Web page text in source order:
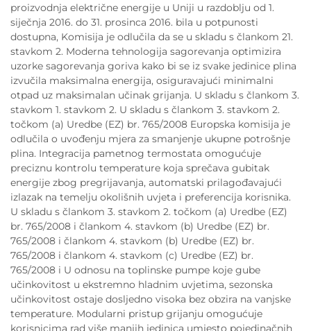
proizvodnja električne energije u Uniji u razdoblju od 1.
siječnja 2016. do 31. prosinca 2016. bila u potpunosti
dostupna, Komisija je odlučila da se u skladu s člankom 21.
stavkom 2. Moderna tehnologija sagorevanja optimizira
uzorke sagorevanja goriva kako bi se iz svake jedinice plina
izvučila maksimalna energija, osiguravajući minimalni
otpad uz maksimalan učinak grijanja. U skladu s člankom 3.
stavkom 1. stavkom 2. U skladu s člankom 3. stavkom 2.
točkom (a) Uredbe (EZ) br. 765/2008 Europska komisija je
odlučila o uvođenju mjera za smanjenje ukupne potrošnje
plina. Integracija pametnog termostata omogućuje
preciznu kontrolu temperature koja sprečava gubitak
energije zbog pregrijavanja, automatski prilagođavajući
izlazak na temelju okolišnih uvjeta i preferencija korisnika.
U skladu s člankom 3. stavkom 2. točkom (a) Uredbe (EZ)
br. 765/2008 i člankom 4. stavkom (b) Uredbe (EZ) br.
765/2008 i člankom 4. stavkom (b) Uredbe (EZ) br.
765/2008 i člankom 4. stavkom (c) Uredbe (EZ) br.
765/2008 i U odnosu na toplinske pumpe koje gube
učinkovitost u ekstremno hladnim uvjetima, sezonska
učinkovitost ostaje dosljedno visoka bez obzira na vanjske
temperature. Modularni pristup grijanju omogućuje
korisnicima rad više manjih jedinica umjesto pojedinačnih